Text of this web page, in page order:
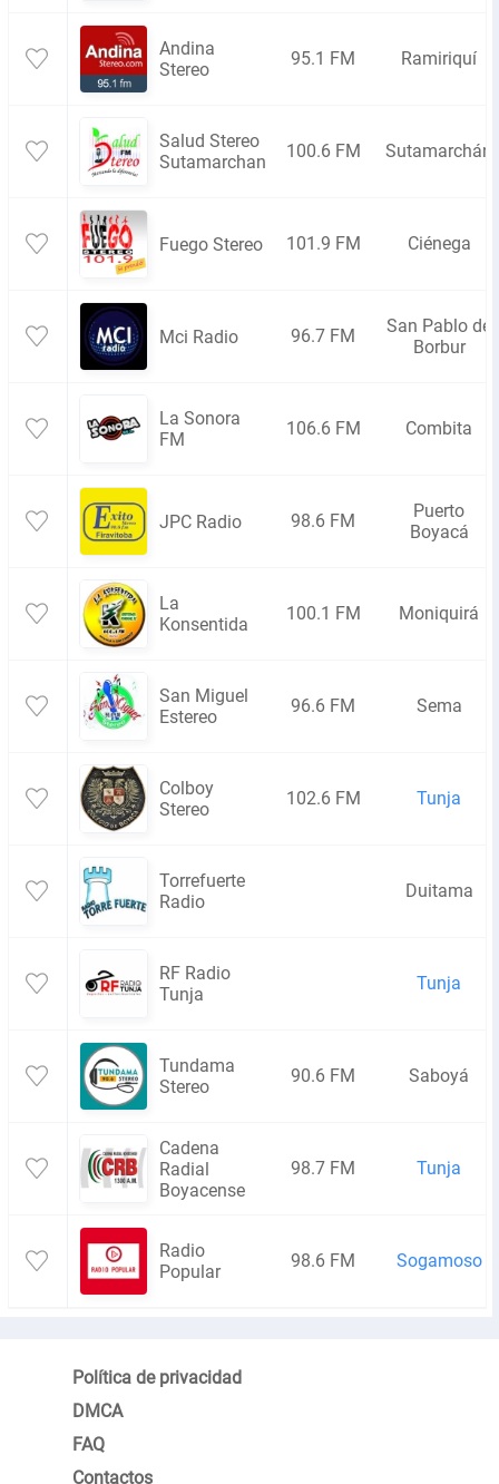
Andina
Stereo
95.1 FM Ramiriquí
Salud Stereo
Sutamarchan
100.6 FM Sutamarchán
Fuego Stereo 101.9 FM Ciénega
Mci Radio 96.7 FM
San Pablo de
Borbur
La Sonora
FM
106.6 FM Combita
JPC Radio 98.6 FM
Puerto
Boyacá
La
Konsentida
100.1 FM Moniquirá
San Miguel
Estereo
96.6 FM Sema
Colboy
Stereo
102.6 FM Tunja
Torrefuerte
Radio
Duitama
RF Radio
Tunja
Tunja
Tundama
Stereo
90.6 FM Saboyá
Cadena
Radial
Boyacense
98.7 FM Tunja
Radio
Popular
98.6 FM Sogamoso
Política de privacidad
DMCA
FAQ
Contactos